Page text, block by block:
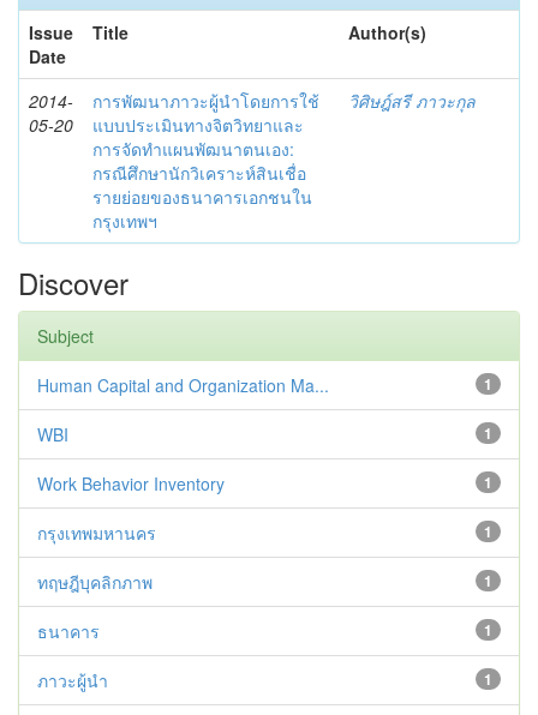
Issue
Date
Title Author(s)
2014-
05-20
การพัฒนาภาวะผู้นำโดยการใช้
แบบประเมินทางจิตวิทยาและ
การจัดทำแผนพัฒนาตนเอง:
กรณีศึกษานักวิเคราะห์สินเชื่อ
รายย่อยของธนาคารเอกชนใน
กรุงเทพฯ
วิศิษฎ์สรี ภาวะกุล
Discover
Subject
1
Human Capital and Organization Ma...
1
WBI
1
Work Behavior Inventory
1
กรุงเทพมหานคร
1
ทฤษฎีบุคลิกภาพ
1
ธนาคาร
1
ภาวะผู้นำ